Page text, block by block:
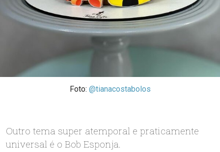
Foto: @tianacostabolos
Outro tema super atemporal e praticamente
universal é o Bob Esponja.